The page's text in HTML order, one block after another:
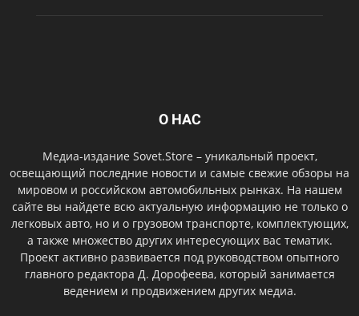
О НАС
Медиа-издание Sovet.Store – уникальный проект,
освещающий последние новости и самые свежие обзоры на
мировом и российском автомобильных рынках. На нашем
сайте вы найдете всю актуальную информацию не только о
легковых авто, но и о грузовом транспорте, комплектующих,
а также множество других интересующих вас тематик.
Проект активно развивается под руководством опытного
главного редактора Д. Дорофеева, который занимается
ведением и продвижением других медиа.